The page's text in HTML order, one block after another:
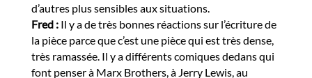
d’autres plus sensibles aux situations.
Fred :Il y a de très bonnes réactions sur l’écriture de
la pièce parce que c’est une pièce qui est très dense,
très ramassée. Il y a différents comiques dedans qui
font penser à Marx Brothers, à Jerry Lewis, au